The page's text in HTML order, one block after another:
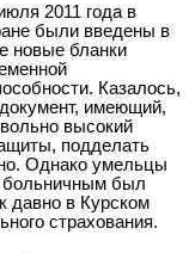
2011 года в
были введены в
новые бланки
Казалось,
имеющий,
высокий
подделать
Однако умельцы
был
давно в Курском
страхования.